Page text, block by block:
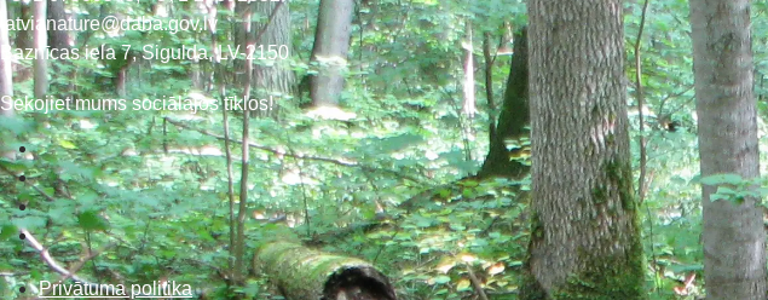
latvianature@daba.gov.lv
Baznīcas iela 7, Sigulda, LV-2150
Sekojiet mums sociālajos tīklos!
Privātuma politika